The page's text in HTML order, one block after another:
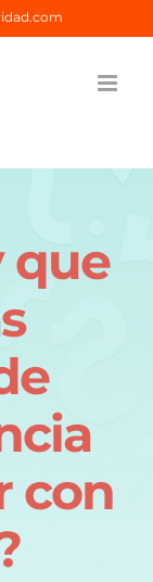
que
con